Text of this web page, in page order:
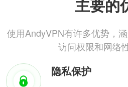
主要的
使用AndyVPN有许多优势，
访问权限和网络
隐私保护